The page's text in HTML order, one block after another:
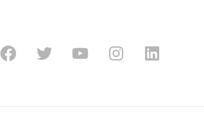
FacebookTwitterYoutubeInstagramLinkedin